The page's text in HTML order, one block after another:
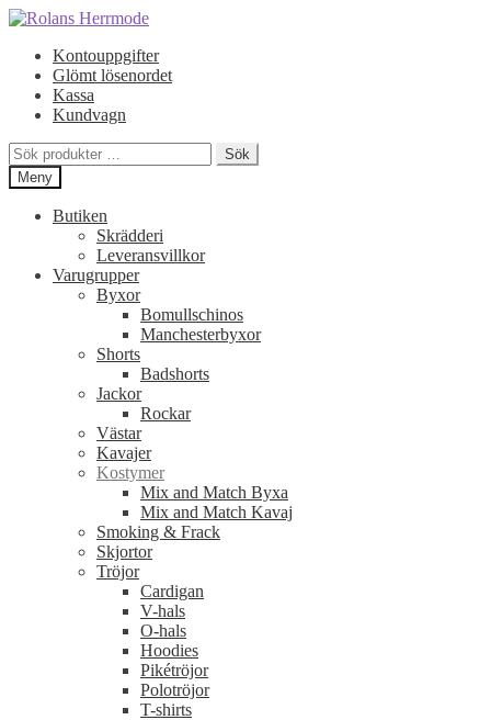
Hoppa
navigering
Hoppa
innehållKontouppgifter
Glömt lösenordet
Kassa
Kundvagn
Sök
efter:
Sök
Meny
Butiken
Skrädderi
Leveransvillkor
Varugrupper
Byxor
Bomullschinos
Manchesterbyxor
Shorts
Badshorts
Jackor
Rockar
Västar
Kavajer
Kostymer
Mix and Match Byxa
Mix and Match Kavaj
Smoking & Frack
Skjortor
Tröjor
Cardigan
V-hals
O-hals
Hoodies
Pikétröjor
Polotröjor
T-shirts